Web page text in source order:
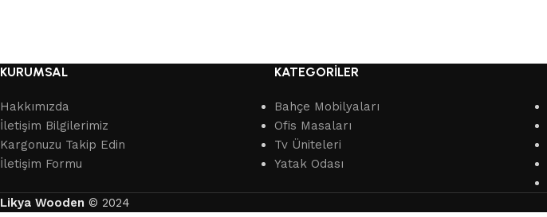
KURUMSAL
Hakkımızda
İletişim Bilgilerimiz
Kargonuzu Takip Edin
İletişim Formu
KATEGORİLER
Bahçe Mobilyaları
Ofis Masaları
Tv Üniteleri
Yatak Odası
Likya Wooden © 2024